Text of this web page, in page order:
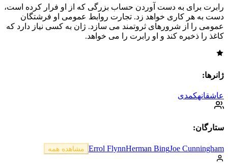
رابرت برای به دست آوردن حساب بزرگی که از او فرار کرده است،
دست به هر کاری خواهد زد. تجارت روابط عمومی او فرشتگان
عمومی را از شرورهای ثروتمند می سازد. ژان به کسی نیاز دارد که
کاغذ را ذخیره کند و او رابرت را می خواهد.
ژانرها:
عاشقانهکمدی
ستارگان:
Errol FlynnHerman BingJoe Cunningham مشاهده همه